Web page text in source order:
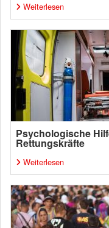
Weiterlesen
Psychologische
Rettungskräfte
Weiterlesen